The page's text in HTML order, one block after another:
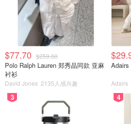
$77.70 $259.00
Polo Ralph Lauren 郑秀晶同款 亚麻
衬衫
David Jones 2135人感兴趣
Adairs
Adairs
3 4